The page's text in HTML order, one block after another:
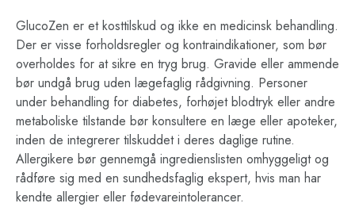
GlucoZen er et kosttilskud og ikke en medicinsk behandling.
Der er visse forholdsregler og kontraindikationer, som bør
overholdes for at sikre en tryg brug. Gravide eller ammende
bør undgå brug uden lægefaglig rådgivning. Personer
under behandling for diabetes, forhøjet blodtryk eller andre
metaboliske tilstande bør konsultere en læge eller apoteker,
inden de integrerer tilskuddet i deres daglige rutine.
Allergikere bør gennemgå ingredienslisten omhyggeligt og
rådføre sig med en sundhedsfaglig ekspert, hvis man har
kendte allergier eller fødevareintolerancer.